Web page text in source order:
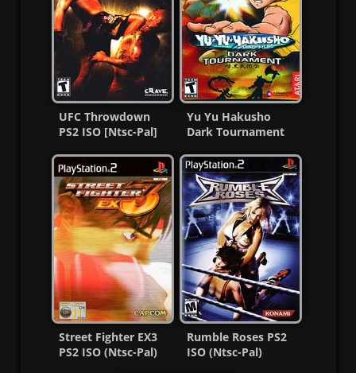
UFC Throwdown
PS2 ISO [Ntsc-Pal]
Yu Yu Hakusho
Dark Tournament
Esp MF
Street Fighter EX3
PS2 ISO (Ntsc-Pal)
Rumble Roses PS2
ISO (Ntsc-Pal)